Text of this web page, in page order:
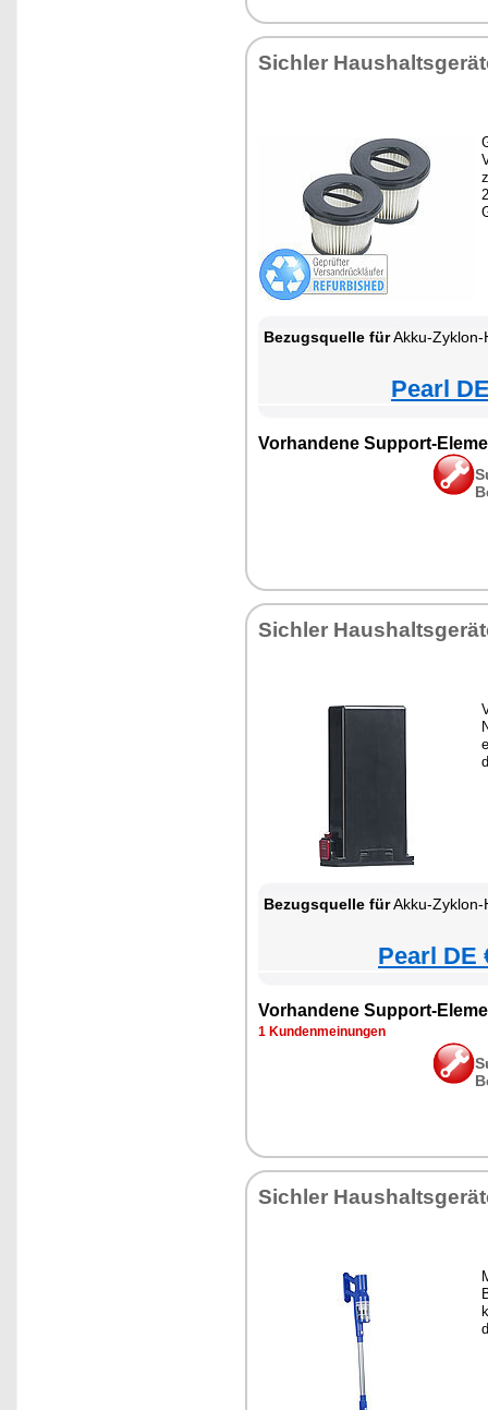
Sichler
Bezugsquelle fürAkku-Zyklon-Hand- &
Pearl
Vorhandene Support-
Sichler
Bezugsquelle fürAkku-Zyklon-Hand- &
Pearl DE
Vorhandene Support-
1 Kundenmeinungen
Sichler